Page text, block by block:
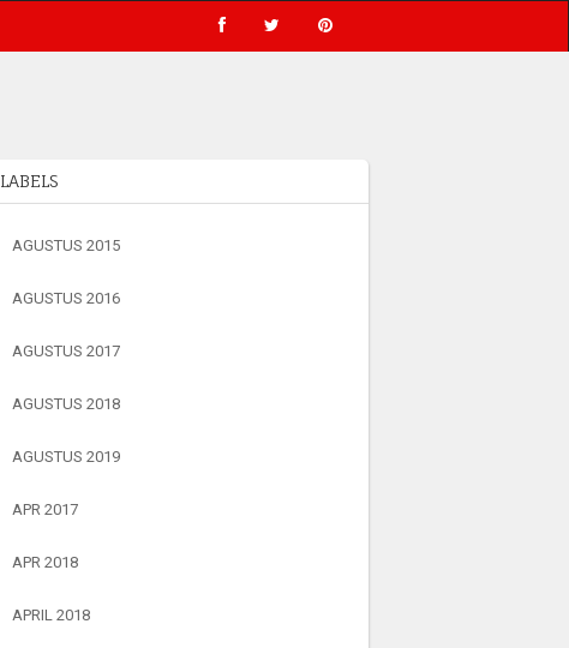
LABELS
AGUSTUS 2015
AGUSTUS 2016
AGUSTUS 2017
AGUSTUS 2018
AGUSTUS 2019
APR 2017
APR 2018
APRIL 2018